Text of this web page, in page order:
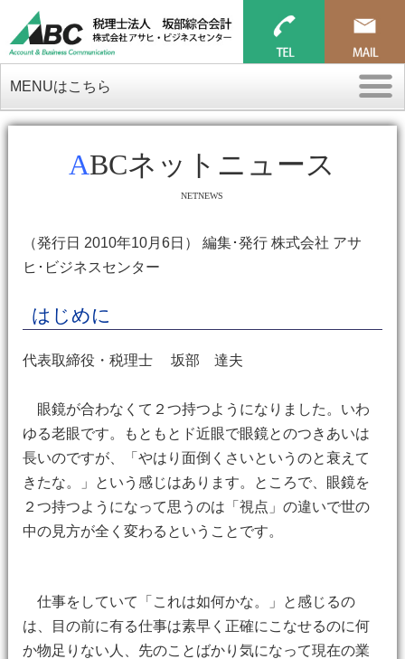
MENUはこちら
ABCネットニュース
NETNEWS
（発行日 2010年10月6日） 編集･発行 株式会社 アサ
ヒ･ビジネスセンター
はじめに
代表取締役・税理士 坂部 達夫
眼鏡が合わなくて２つ持つようになりました。いわ
ゆる老眼です。もともとド近眼で眼鏡とのつきあいは
長いのですが、「やはり面倒くさいというのと衰えて
きたな。」という感じはあります。ところで、眼鏡を
２つ持つようになって思うのは「視点」の違いで世の
中の見方が全く変わるということです。
仕事をしていて「これは如何かな。」と感じるの
は、目の前に有る仕事は素早く正確にこなせるのに何
か物足りない人、先のことばかり気になって現在の業